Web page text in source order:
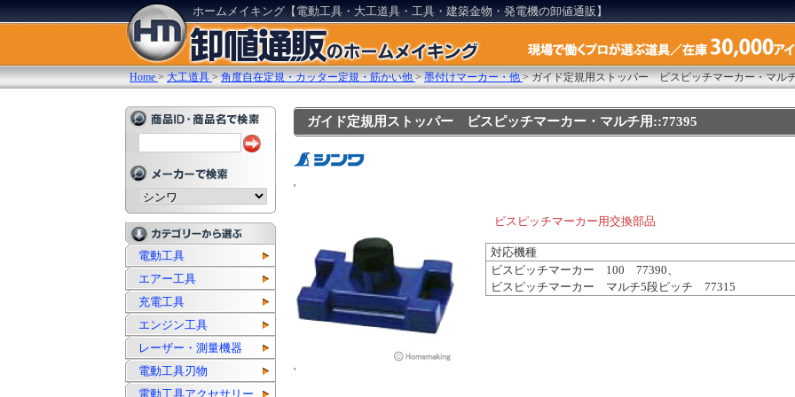
ホームメイキング【電動工具・大工道具・工具・建築金物・発電機の卸値通販】
Home >大工道具 >角度自在定規・カッター定規・筋かい他 >墨付けマーカー・他 >ガイド定規用ストッパー ビスピッチマーカー・マル
電動工具
エアー工具
充電工具
エンジン工具
レーザー・測量機器
電動工具刃物
電動工具アクセサリー
ガイド定規用ストッパー ビスピッチマーカー・マルチ用::77395
'
ビスピッチマーカー用交換部品
対応機種
ビスピッチマーカー 100 77390、
ビスピッチマーカー マルチ5段ピッチ 77315
'